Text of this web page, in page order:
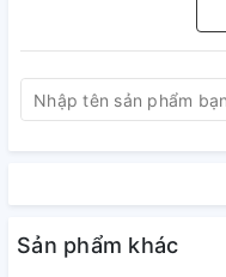
Sản phẩm khác